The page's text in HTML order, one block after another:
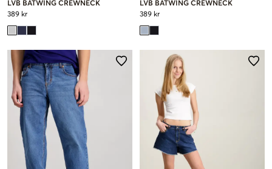
LVB BATWING CREWNECK
389 kr
LVB BATWING CREWNECK
389 kr